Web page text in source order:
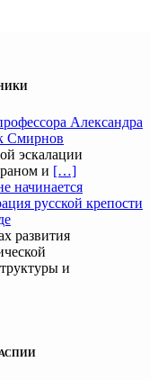
Александра
Смирнов
эскалации
и […]
начинается
русской крепости
развития
и